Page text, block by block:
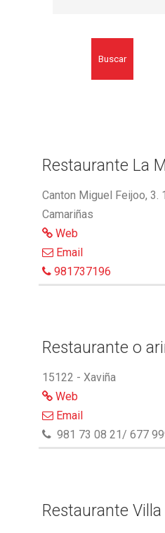
Buscar
Restaurante La
Canton Miguel Feijoo, 3.
Camariñas
Web
Email
981737196
Restaurante o
15122 - Xaviña
Web
Email
981 73 08 21/ 677
Restaurante Villa